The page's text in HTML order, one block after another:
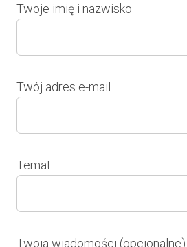
Twoje imię i nazwisko
Twój adres e-mail
Temat
Twoja wiadomości (opcjonalne)